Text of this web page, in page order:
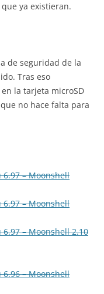
ya existieran.
de seguridad de la
Tras eso
la tarjeta microSD
no hace falta para
6.97 – Moonshell
6.97 – Moonshell
6.97 – Moonshell 2.10
6.96 – Moonshell